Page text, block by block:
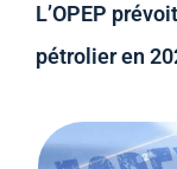
L’OPEP
pétrolier en